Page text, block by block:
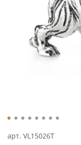
арт. VL15026T